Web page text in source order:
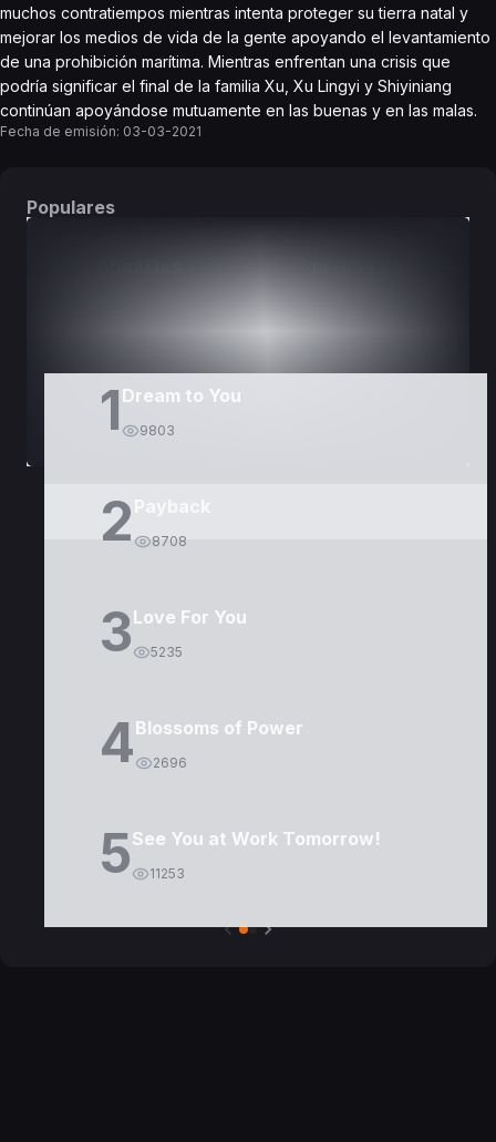
muchos contratiempos mientras intenta proteger su tierra natal y
mejorar los medios de vida de la gente apoyando el levantamiento
de una prohibición marítima. Mientras enfrentan una crisis que
podría significar el final de la familia Xu, Xu Lingyi y Shiyiniang
continúan apoyándose mutuamente en las buenas y en las malas.
Fecha de emisión: 03-03-2021
Populares
1 Dream to You
9803
2 8708
3Love For You
5235
4Blossoms of Power
2696
5See You at Work Tomorrow!
11253